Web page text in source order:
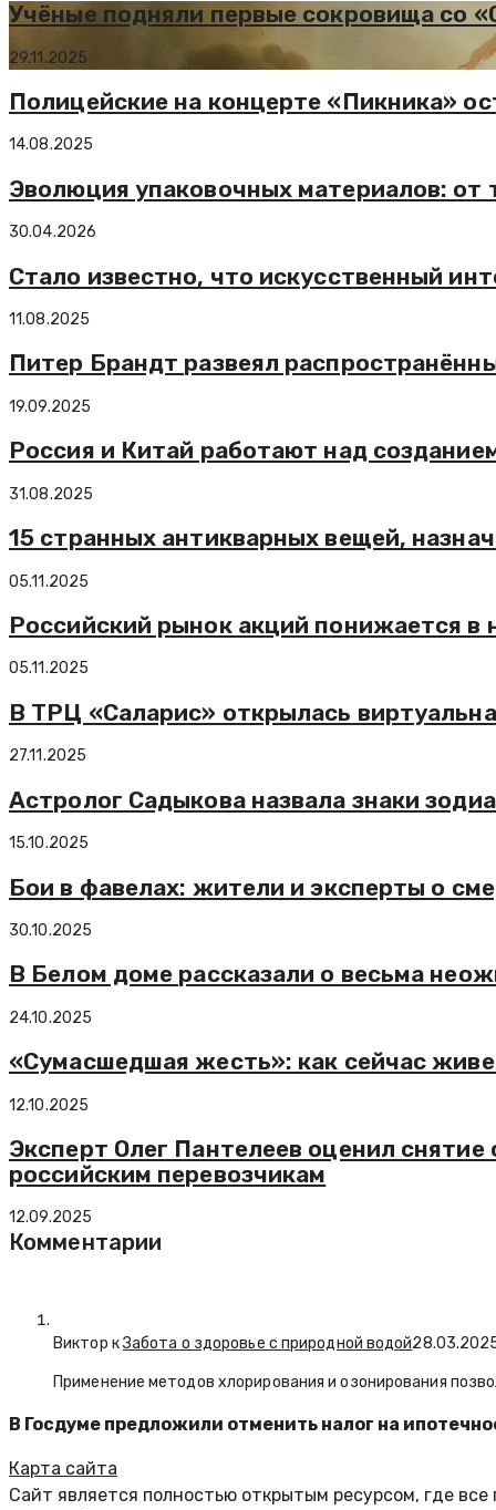
Учёные подняли первые сокровища со
29.11.2025
Полицейские на концерте «Пикника»
14.08.2025
Эволюция упаковочных материалов:
30.04.2026
Стало известно, что искусственный
11.08.2025
Питер Брандт развеял
19.09.2025
Россия и Китай работают над
31.08.2025
15 странных антикварных вещей,
05.11.2025
Российский рынок акций понижается в
05.11.2025
В ТРЦ «Саларис» открылась
27.11.2025
Астролог Садыкова назвала знаки
15.10.2025
Бои в фавелах: жители и эксперты о
30.10.2025
В Белом доме рассказали о весьма
24.10.2025
«Сумасшедшая жесть»: как сейчас
12.10.2025
Эксперт Олег Пантелеев оценил
российским перевозчикам
12.09.2025
Комментарии
Виктор кЗабота о здоровье с природной водой
Применение методов хлорирования и озонирования
В Госдуме предложили отменить налог на
Карта сайта
Сайт является полностью открытым ресурсом, где